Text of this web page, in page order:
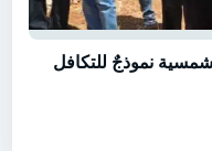
نموذجٌ للتكافل